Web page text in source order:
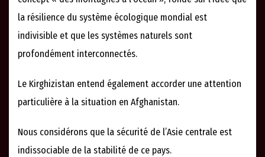
la résilience du système écologique mondial est
indivisible et que les systèmes naturels sont
profondément interconnectés.
Le Kirghizistan entend également accorder une attention
particulière à la situation en Afghanistan.
Nous considérons que la sécurité de l’Asie centrale est
indissociable de la stabilité de ce pays.